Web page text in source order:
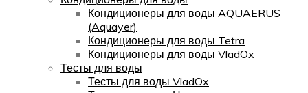
Кондиционеры для воды AQUAERUS
(Aquayer)
Кондиционеры для воды Tetra
Кондиционеры для воды VladOx
Тесты для воды
Тесты для воды VladOx